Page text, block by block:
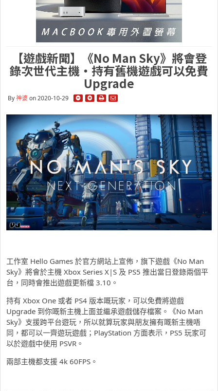
【遊戲新聞】《No Man Sky》將會登
錄次世代主機・持有舊機遊戲可以免費
Upgrade
By神婆on 2020-10-29
工作室 Hello Games 於官方網站上宣佈，旗下遊戲《No Man
Sky》將會於主機 Xbox Series X|S 及 PS5 推出當日登錄兩個平
台，同時會推出遊戲更新檔 3.10。
持有 Xbox One 或者 PS4 版本嘅玩家，可以免費將遊戲
Upgrade 到你嘅新主機上面並繼承遊戲儲存檔案。《No Man
Sky》支援跨平台遊玩，所以就算玩家與朋友擁有嘅新主機唔
同，都可以一齊遊玩遊戲；PlayStation 方面表示，PS5 玩家可
以於遊戲中使用 PSVR。
兩部主機都支援 4k 60FPS。